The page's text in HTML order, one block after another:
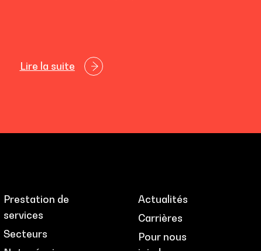
Lire la suite
Prestation de
services
Secteurs
Actualités
Carrières
Pour nous